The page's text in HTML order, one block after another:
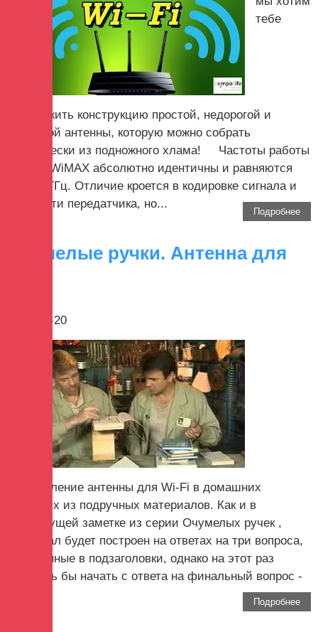
тебе
предложить конструкцию простой, недорогой и
надежной антенны, которую можно собрать
практически из подножного хлама! Частоты работы
Wi-Fi и WiMAX абсолютно идентичны и равняются
2.4-2.7 ГГц. Отличие кроется в кодировке сигнала и
мощности передатчика, но...
Подробнее
Очумелые ручки. Антенна для
2017-12-20
Изготовление антенны для Wi-Fi в домашних
условиях из подручных материалов. Как и в
предыдущей заметке из серии Очумелых ручек ,
материал будет построен на ответах на три вопроса,
вынесенные в подзаголовки, однако на этот раз
хотелось бы начать с ответа на финальный вопрос -
Подробнее